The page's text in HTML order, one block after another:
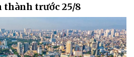
thành trước 25/8